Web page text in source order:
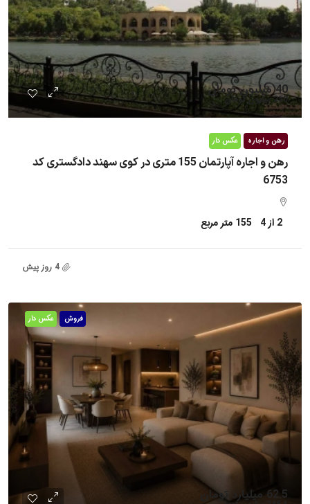
40 میلیون تومان
250 میلیون تومان
رهن و اجاره عکس دار
رهن و اجاره آپارتمان 155 متری در کوی سهند دادگستری کد
6753
2 از 4 155 متر مربع
4 روز پیش
فروش عکس دار
62.5 میلیارد تومان